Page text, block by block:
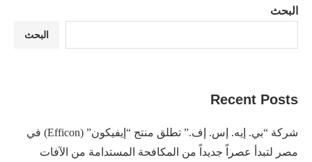
البحث
البحث
Recent Posts
شركة “بي. إيه. إس. إف.” تطلق منتج “إيفيكون” (Efficon) في
مصر لتبدأ عصراً جديداً من المكافحة المستدامة من الآفات